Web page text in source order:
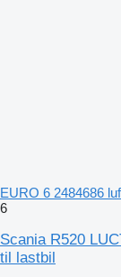
EURO 6 2484686
6
Scania R520
til lastbil